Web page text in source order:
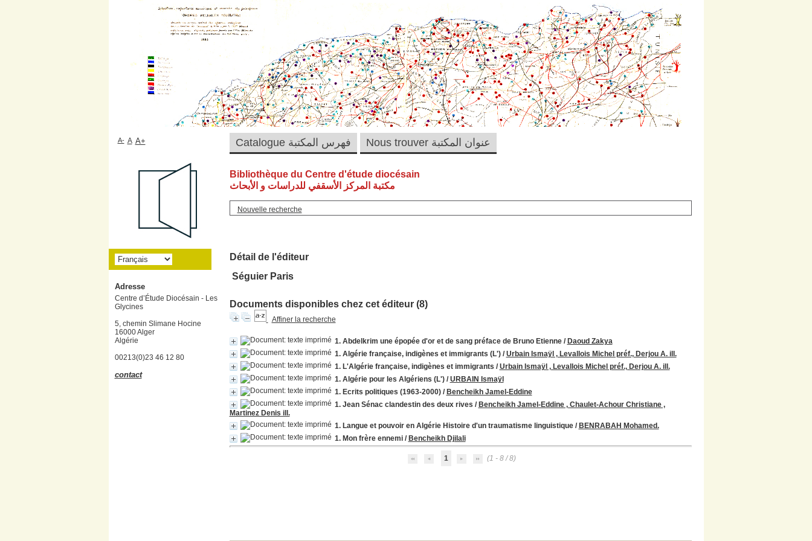
Bibliothèque du Centre d'étude diocésain
مكتبة المركز الأسقفي للدراسات و الأبحاث
Nouvelle recherche
Détail de l'éditeur
Séguier Paris
Documents disponibles chez cet éditeur (8)
Affiner la recherche
1. Abdelkrim une épopée d'or et de sang préface de Bruno Etienne/ Daoud Zakya
1. Algérie française, indigènes et immigrants (L')/Urbain Ismaÿl , Levallois Michel préf., Derjou A. ill.
1. L'Algérie française, indigènes et immigrants /Urbain Ismaÿl , Levallois Michel préf., Derjou A. ill.
1. Algérie pour les Algériens (L')/URBAIN Ismaÿl
1. Ecrits politiques (1963-2000)/ Bencheikh Jamel-Eddine
1. Jean Sénac clandestin des deux rives / Bencheikh Jamel-Eddine , Chaulet-Achour Christiane ,
Martinez Denis ill.
1. Langue et pouvoir en Algérie Histoire d'un traumatisme linguistique/ BENRABAH Mohamed.
1. Mon frère ennemi/ Bencheikh Djilali
1 (1 - 8 / 8)
Catalogue فهرس المكتبة Nous trouver عنوان المكتبة A- A A+
Adresse
Centre d’Étude Diocésain - Les
Glycines
5, chemin Slimane Hocine
16000 Alger
Algérie
00213(0)23 46 12 80
contact